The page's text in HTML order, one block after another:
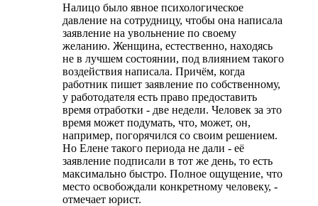
Налицо было явное психологическое
давление на сотрудницу, чтобы она написала
заявление на увольнение по своему
желанию. Женщина, естественно, находясь
не в лучшем состоянии, под влиянием такого
воздействия написала. Причём, когда
работник пишет заявление по собственному,
у работодателя есть право предоставить
время отработки - две недели. Человек за это
время может подумать, что, может, он,
например, погорячился со своим решением.
Но Елене такого периода не дали - её
заявление подписали в тот же день, то есть
максимально быстро. Полное ощущение, что
место освобождали конкретному человеку, -
отмечает юрист.